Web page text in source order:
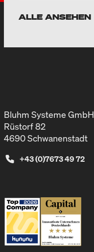
ALLE ANSEHEN
Bluhm Systeme GmbH
Rüstorf 82
4690 Schwanenstadt
+43 (0)7673 49 72